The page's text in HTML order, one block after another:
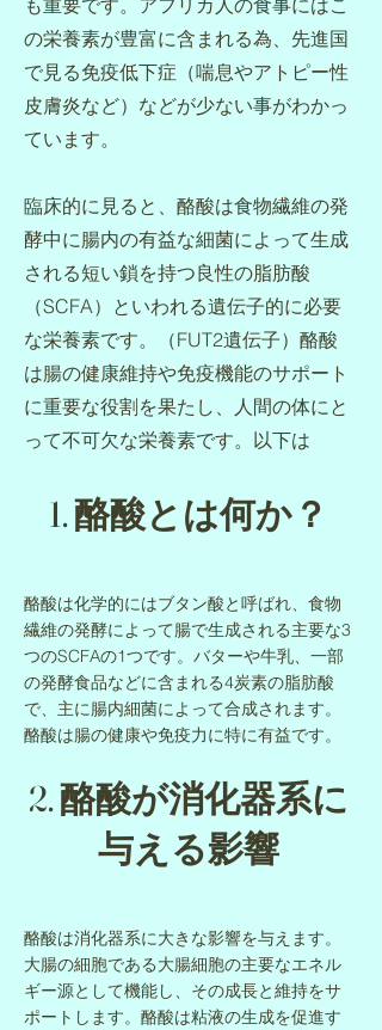
の栄養素が豊富に含まれる為、先進国
で見る免疫低下症（喘息やアトピー性
皮膚炎など）などが少ない事がわかっ
ています。
臨床的に見ると、酪酸は食物繊維の発
酵中に腸内の有益な細菌によって生成
される短い鎖を持つ良性の脂肪酸
（SCFA）といわれる遺伝子的に必要
な栄養素です。（FUT2遺伝子） 酪酸
は腸の健康維持や免疫機能のサポート
に重要な役割を果たし、人間の体にと
って不可欠な栄養素です。以下は
1. 酪酸とは何か？
酪酸は化学的にはブタン酸と呼ばれ、食物
繊維の発酵によって腸で生成される主要な3
つのSCFAの1つです。バターや牛乳、一部
の発酵食品などに含まれる4炭素の脂肪酸
で、主に腸内細菌によって合成されます。
酪酸は腸の健康や免疫力に特に有益です。
2. 酪酸が消化器系に
与える影響
酪酸は消化器系に大きな影響を与えます。
大腸の細胞である大腸細胞の主要なエネル
ギー源として機能し、その成長と維持をサ
ポートします。酪酸は粘液の生成を促進す